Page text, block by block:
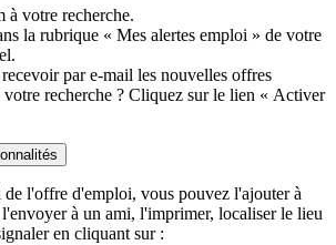
à votre recherche.
la rubrique « Mes alertes emploi » de votre
par e-mail les nouvelles offres
votre recherche ? Cliquez sur le lien « Activer
de l'offre d'emploi, vous pouvez l'ajouter à
à un ami, l'imprimer, localiser le lieu
en cliquant sur :